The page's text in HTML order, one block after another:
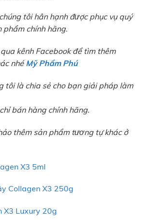
chúng tôi hân hạnh được phục vụ quý
phẩm chính hãng.
kênh Facebook để tìm thêm
nhéMỹ Phẩm Phú
tôi là chia sẻ cho bạn giải pháp làm
bán hàng chính hãng.
thêm sản phẩm tương tự khác ở
X3 5ml
Collagen X3 250g
X3 Luxury 20g